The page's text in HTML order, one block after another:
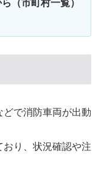
（市町村一覧）
で消防車両が出動
り、状況確認や注